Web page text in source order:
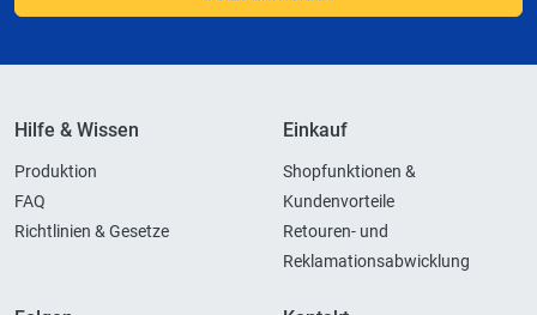
Hilfe & Wissen
Produktion
FAQ
Richtlinien & Gesetze
Einkauf
Shopfunktionen &
Kundenvorteile
Retouren- und
Reklamationsabwicklung